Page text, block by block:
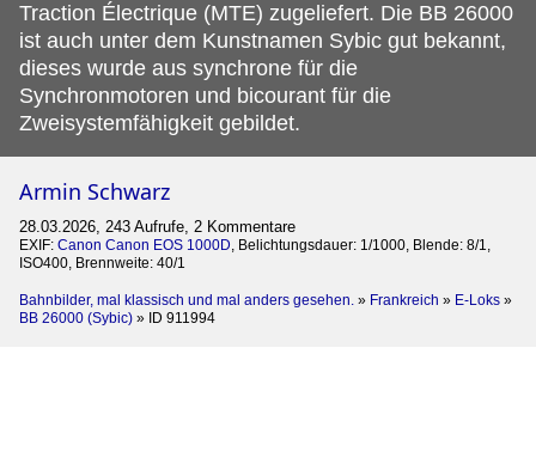
Traction Électrique (MTE) zugeliefert. Die BB 26000
ist auch unter dem Kunstnamen Sybic gut bekannt,
dieses wurde aus synchrone für die
Synchronmotoren und bicourant für die
Zweisystemfähigkeit gebildet.
Armin Schwarz
28.03.2026, 243 Aufrufe, 2 Kommentare
EXIF: Canon Canon EOS 1000D, Belichtungsdauer: 1/1000, Blende: 8/1,
ISO400, Brennweite: 40/1
Bahnbilder, mal klassisch und mal anders gesehen. » Frankreich » E-Loks »
BB 26000 (Sybic) » ID 911994